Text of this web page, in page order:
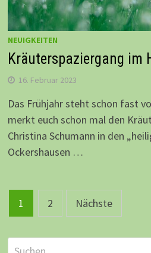
NEUIGKEITEN
Kräuterspaziergang im
16. Februar 2023
Das Frühjahr steht schon fast
merkt euch schon mal den
Christina Schumann in den
Ockershausen …
Beitragsnavigation
1 2 Nächste
Suchen